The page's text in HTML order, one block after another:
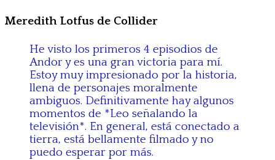
Meredith Lotfus de Collider
He visto los primeros 4 episodios de
Andor y es una gran victoria para mí.
Estoy muy impresionado por la historia,
llena de personajes moralmente
ambiguos. Definitivamente hay algunos
momentos de *Leo señalando la
televisión*. En general, está conectado a
tierra, está bellamente filmado y no
puedo esperar por más.